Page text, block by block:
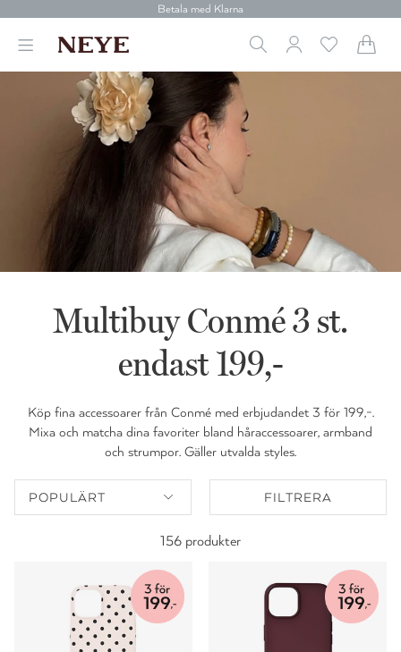
30 dagars retur
Betala med Klarna
Leverans 1-4 arbetsdagar
Vi donerar till cancerforskning
30 dagars retur
Betala med Klarna
Multibuy Conmé 3 st.
endast 199,-
Köp fina accessoarer från Conmé med erbjudandet 3 för 199,-.
Mixa och matcha dina favoriter bland håraccessoarer, armband
och strumpor. Gäller utvalda styles.
POPULÄRT FILTRERA
156 produkter